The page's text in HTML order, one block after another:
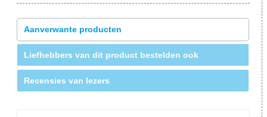
Aanverwante producten
Liefhebbers van dit product bestelden ook
Recensies van lezers